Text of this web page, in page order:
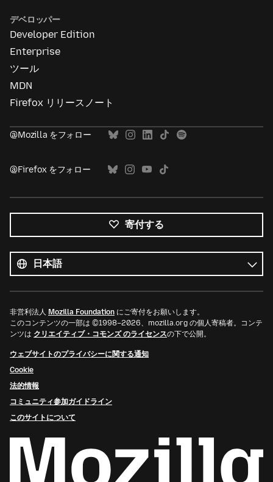
デベロッパー
Developer Edition
Enterprise
ツール
MDN
Firefox リリースノート
@Mozilla をフォロー
@Firefox をフォロー
寄付する
べ
て
の
言
言
語
非営利法人 Mozilla Foundation にご寄付をお願いします。
このコンテンツの一部は ©1998–2026、mozilla.org の個人寄稿者。コンテ
ンツは クリエイティブ・コモンズ のライセンスの下で公開。
ウェブサイトのプライバシーに関する通知
Cookie
法的情報
コミュニティ参加ガイドライン
このサイトについて